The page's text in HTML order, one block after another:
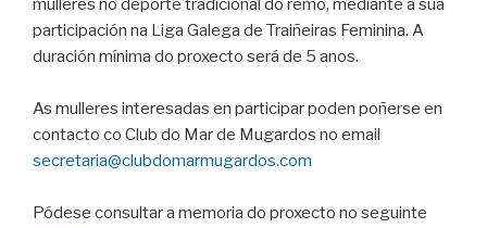
mulleres no deporte tradicional do remo, mediante a súa
participación na Liga Galega de Traiñeiras Feminina. A
duración mínima do proxecto será de 5 anos.
As mulleres interesadas en participar poden poñerse en
contacto co Club do Mar de Mugardos no email
secretaria@clubdomarmugardos.com
Pódese consultar a memoria do proxecto no seguinte